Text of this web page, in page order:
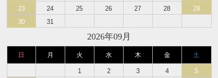
23
24 25 26 27 28
29
30
31
2026年09月
日 月 火 水 木 金 土
1 2 3 4
5